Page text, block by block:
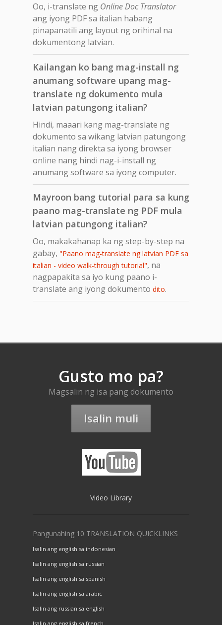
Oo, i-translate ng Online Doc Translator
ang iyong PDF sa italian habang
pinapanatili ang layout ng orihinal na
dokumentong latvian.
Kailangan ko bang mag-install ng
anumang software upang mag-
translate ng dokumento mula
latvian patungong italian?
Hindi, maaari kang mag-translate ng
dokumento sa wikang latvian patungong
italian nang direkta sa iyong browser
online nang hindi nag-i-install ng
anumang software sa iyong computer.
Mayroon bang tutorial para sa kung
paano mag-translate ng PDF mula
latvian patungong italian?
Oo, makakahanap ka ng step-by-step na
gabay, "Paano mag-translate ng latvian PDF sa
italian - video walk-through tutorial", na
nagpapakita sa iyo kung paano i-
translate ang iyong dokumento dito.
Gusto mo pa?
Magsalin ng isa pang dokumento
Isalin muli
Video Library
Pangunahing 10 TRANSLATION QUICKLINKS
Isalin ang english sa indonesian
Isalin ang english sa russian
Isalin ang english sa spanish
Isalin ang english sa arabic
Isalin ang russian sa english
Isalin ang english sa french